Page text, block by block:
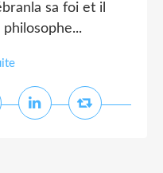
sa foi et il